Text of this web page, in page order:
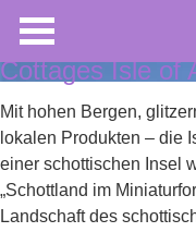
Ferienhäuser,
Cottages Isle of
Mit hohen Bergen,
lokalen Produkten – die
einer schottischen Insel
„Schottland im
Landschaft des